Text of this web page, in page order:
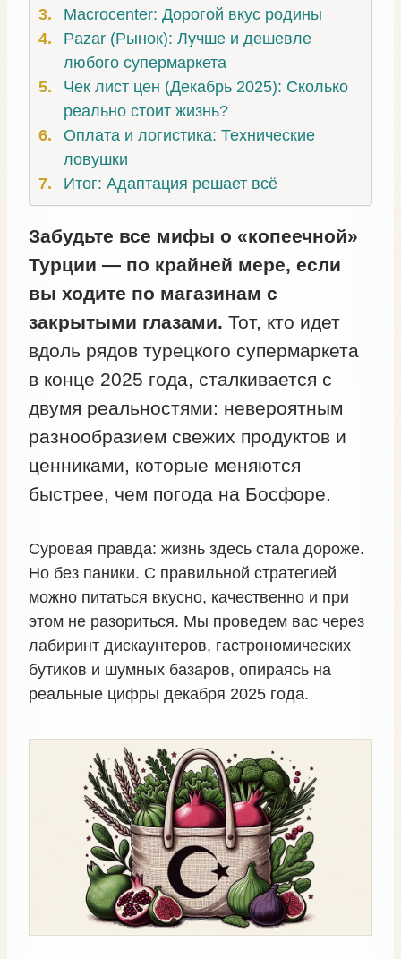
Macrocenter: Дорогой вкус родины
Pazar (Рынок): Лучше и дешевле
любого супермаркета
Чек лист цен (Декабрь 2025): Сколько
реально стоит жизнь?
Оплата и логистика: Технические
ловушки
Итог: Адаптация решает всё
Забудьте все мифы о «копеечной»
Турции — по крайней мере, если
вы ходите по магазинам с
закрытыми глазами. Тот, кто идет
вдоль рядов турецкого супермаркета
в конце 2025 года, сталкивается с
двумя реальностями: невероятным
разнообразием свежих продуктов и
ценниками, которые меняются
быстрее, чем погода на Босфоре.
Суровая правда: жизнь здесь стала дороже.
Но без паники. С правильной стратегией
можно питаться вкусно, качественно и при
этом не разориться. Мы проведем вас через
лабиринт дискаунтеров, гастрономических
бутиков и шумных базаров, опираясь на
реальные цифры декабря 2025 года.